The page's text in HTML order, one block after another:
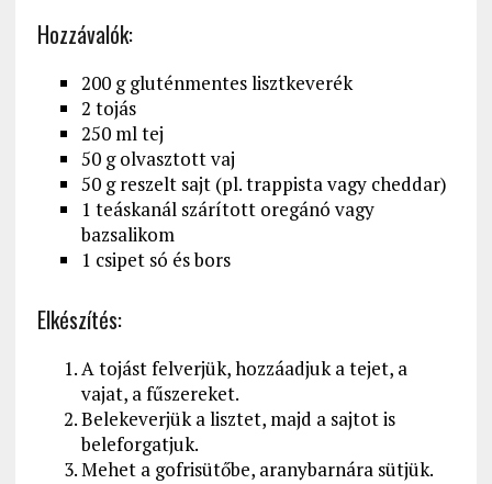
Hozzávalók:
200 g gluténmentes lisztkeverék
2 tojás
250 ml tej
50 g olvasztott vaj
50 g reszelt sajt (pl. trappista vagy cheddar)
1 teáskanál szárított oregánó vagy
bazsalikom
1 csipet só és bors
Elkészítés:
A tojást felverjük, hozzáadjuk a tejet, a
vajat, a fűszereket.
Belekeverjük a lisztet, majd a sajtot is
beleforgatjuk.
Mehet a gofrisütőbe, aranybarnára sütjük.